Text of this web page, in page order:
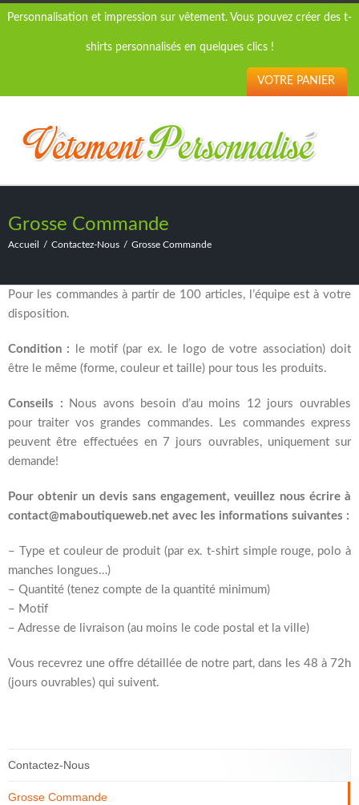
Personnalisation et impression sur vêtement. Vous pouvez créer des t-
shirts personnalisés en quelques clics !
VOTRE PANIER
Grosse Commande
Accueil Contactez-Nous Grosse Commande
Pour les commandes à partir de 100 articles, l’équipe est à votre
disposition.
Condition : le motif (par ex. le logo de votre association) doit
être le même (forme, couleur et taille) pour tous les produits.
Conseils : Nous avons besoin d’au moins 12 jours ouvrables
pour traiter vos grandes commandes. Les commandes express
peuvent être effectuées en 7 jours ouvrables, uniquement sur
demande!
Pour obtenir un devis sans engagement, veuillez nous écrire à
contact@maboutiqueweb.net avec les informations suivantes :
– Type et couleur de produit (par ex. t-shirt simple rouge, polo à
manches longues…)
– Quantité (tenez compte de la quantité minimum)
– Motif
– Adresse de livraison (au moins le code postal et la ville)
Vous recevrez une offre détaillée de notre part, dans les 48 à 72h
(jours ouvrables) qui suivent.
Contactez-Nous
Grosse Commande